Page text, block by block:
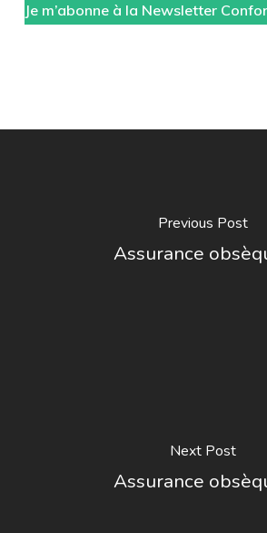
Je m’abonne à la Newsletter
Previous Post
Assurance
Next Post
Assurance